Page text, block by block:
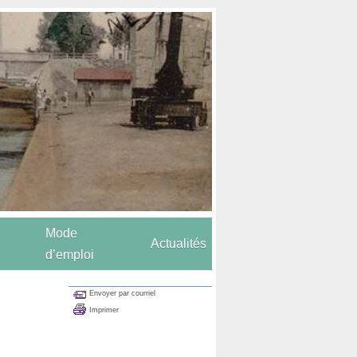
Mode
d’emploi
Actualités
Envoyer par courriel
Imprimer